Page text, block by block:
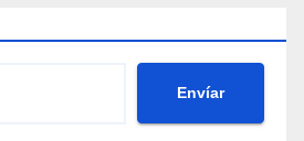
Envíar